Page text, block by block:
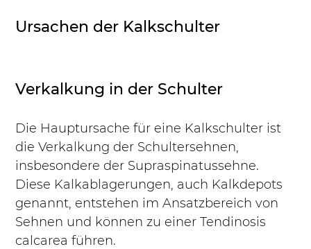
Ursachen der Kalkschulter
Verkalkung in der Schulter
Die Hauptursache für eine Kalkschulter ist
die Verkalkung der Schultersehnen,
insbesondere der Supraspinatussehne.
Diese Kalkablagerungen, auch Kalkdepots
genannt, entstehen im Ansatzbereich von
Sehnen und können zu einer Tendinosis
calcarea führen.